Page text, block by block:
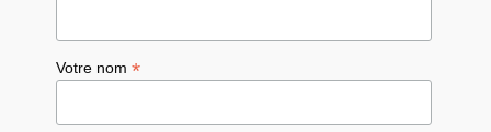
Votre nom*